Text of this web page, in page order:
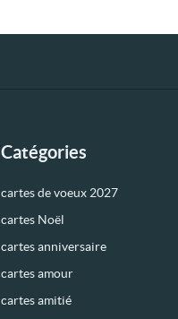
Catégories
cartes de voeux 2027
cartes Noël
cartes anniversaire
cartes amour
cartes amitié